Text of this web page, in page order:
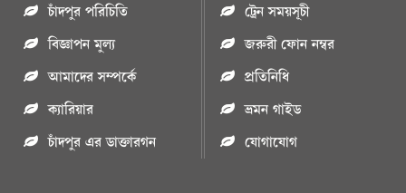
চাঁদপুর পরিচিতি
বিজ্ঞাপন মুল্য
আমাদের সম্পর্কে
ক্যারিয়ার
চাঁদপুর এর ডাক্তারগন
ট্রেন সময়সূচী
জরুরী ফোন নম্বর
প্রতিনিধি
ভ্রমন গাইড
যোগাযোগ